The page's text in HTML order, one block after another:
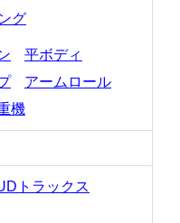
グ
平ボディ
アームロール
機
トラックス